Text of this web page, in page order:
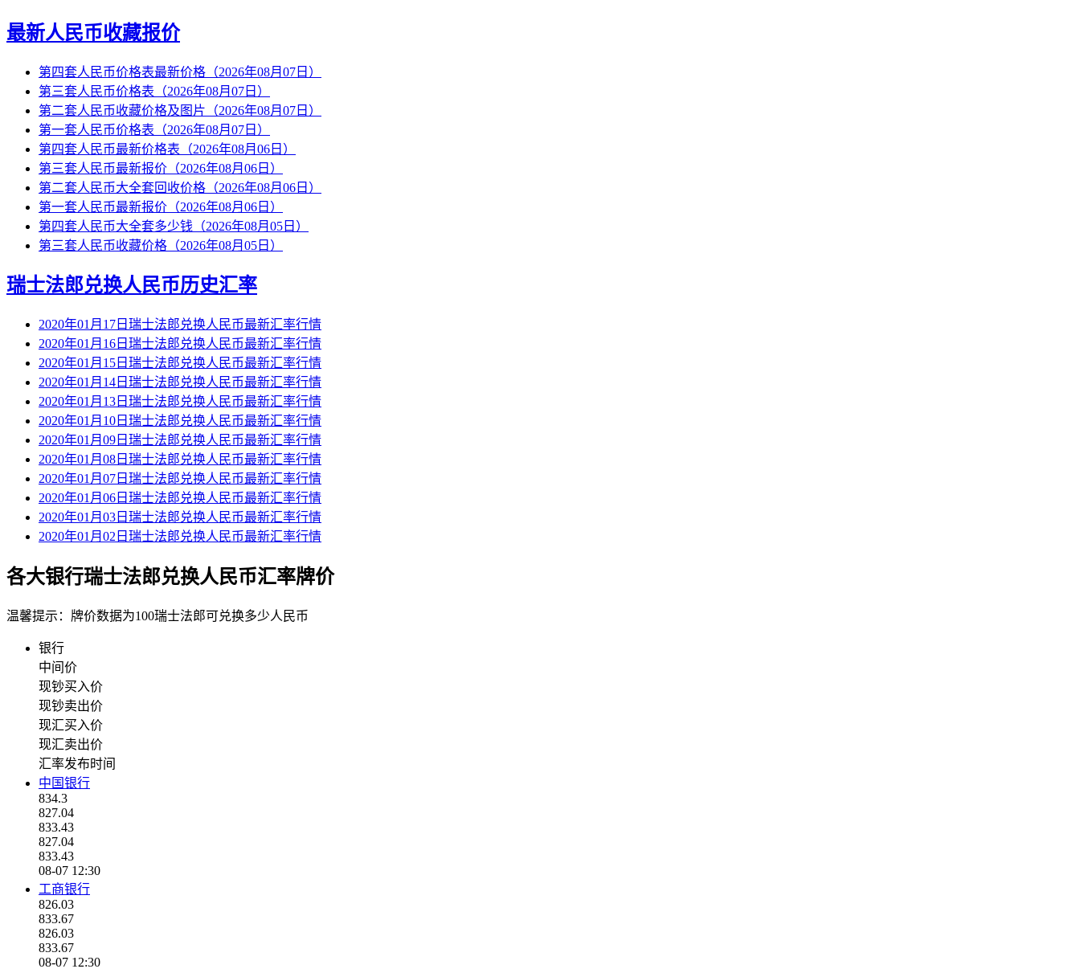
最新人民币收藏报价
第四套人民币价格表最新价格（2026年08月07日）
第三套人民币价格表（2026年08月07日）
第二套人民币收藏价格及图片（2026年08月07日）
第一套人民币价格表（2026年08月07日）
第四套人民币最新价格表（2026年08月06日）
第三套人民币最新报价（2026年08月06日）
第二套人民币大全套回收价格（2026年08月06日）
第一套人民币最新报价（2026年08月06日）
第四套人民币大全套多少钱（2026年08月05日）
第三套人民币收藏价格（2026年08月05日）
瑞士法郎兑换人民币历史汇率
2020年01月17日瑞士法郎兑换人民币最新汇率行情
2020年01月16日瑞士法郎兑换人民币最新汇率行情
2020年01月15日瑞士法郎兑换人民币最新汇率行情
2020年01月14日瑞士法郎兑换人民币最新汇率行情
2020年01月13日瑞士法郎兑换人民币最新汇率行情
2020年01月10日瑞士法郎兑换人民币最新汇率行情
2020年01月09日瑞士法郎兑换人民币最新汇率行情
2020年01月08日瑞士法郎兑换人民币最新汇率行情
2020年01月07日瑞士法郎兑换人民币最新汇率行情
2020年01月06日瑞士法郎兑换人民币最新汇率行情
2020年01月03日瑞士法郎兑换人民币最新汇率行情
2020年01月02日瑞士法郎兑换人民币最新汇率行情
各大银行瑞士法郎兑换人民币汇率牌价
温馨提示：牌价数据为100瑞士法郎可兑换多少人民币
银行
中间价
现钞买入价
现钞卖出价
现汇买入价
现汇卖出价
汇率发布时间
中国银行
834.3
827.04
833.43
827.04
833.43
08-07 12:30
工商银行
826.03
833.67
826.03
833.67
08-07 12:30